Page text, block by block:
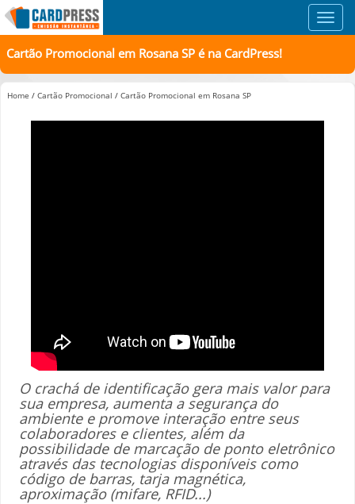
Cartão Promocional em Rosana SP é na CardPress!
Home / Cartão Promocional / Cartão Promocional em Rosana SP
O crachá de identificação gera mais valor para
sua empresa, aumenta a segurança do
ambiente e promove interação entre seus
colaboradores e clientes, além da
possibilidade de marcação de ponto eletrônico
através das tecnologias disponíveis como
código de barras, tarja magnética,
aproximação (mifare, RFID...)